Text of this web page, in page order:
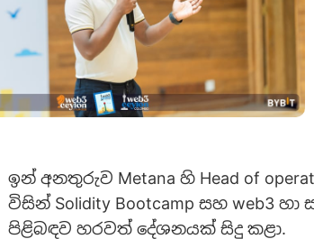
ඉන් අනතුරුව Metana හි Head of
විසින් Solidity Bootcamp සහ
පිළිබඳව හරවත් දේශනයක් සිදු ක​ළා.